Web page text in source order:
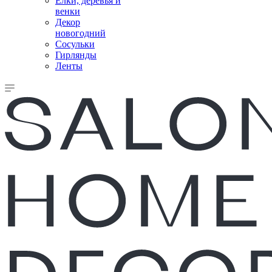
венки
Декор
новогодний
Сосульки
Гирлянды
Ленты